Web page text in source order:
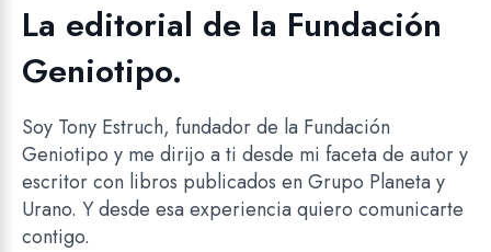
La editorial de la Fundación
Geniotipo.
Soy Tony Estruch, fundador de la Fundación
Geniotipo y me dirijo a ti desde mi faceta de autor y
escritor con libros publicados en Grupo Planeta y
Urano. Y desde esa experiencia quiero comunicarte
contigo.